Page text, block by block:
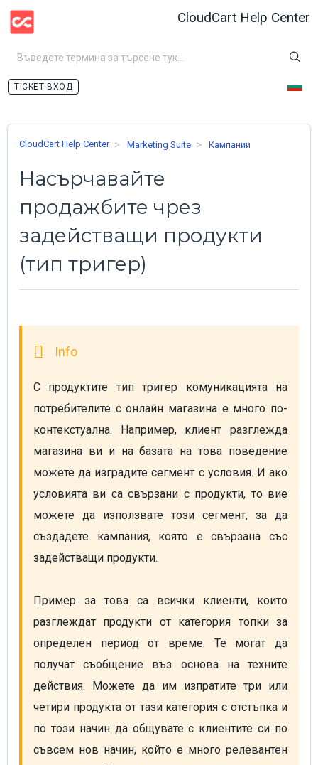
CloudCart Help Center
ВХОД
CloudCart Help Center Marketing Suite Кампании
Насърчавайте
продажбите чрез
задействащи продукти
(тип тригер)
С продуктите тип тригер комуникацията на
потребителите с онлайн магазина е много по-
контекстуална. Например, клиент разглежда
магазина ви и на базата на това поведение
можете да изградите сегмент с условия. И ако
условията ви са свързани с продукти, то вие
можете да използвате този сегмент, за да
създадете кампания, която е свързана със
задействащи продукти.
Пример за това са всички клиенти, които
разглеждат продукти от категория топки за
определен период от време. Те могат да
получат съобщение въз основа на техните
действия. Можете да им изпратите три или
четири продукта от тази категория с отстъпка и
по този начин да общувате с клиентите си по
съвсем нов начин, който е много релевантен